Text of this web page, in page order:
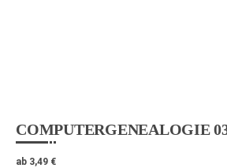
COMPUTERGENEALOGIE
ab 3,49 €